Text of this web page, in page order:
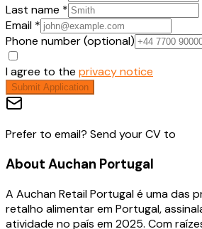
Last name *
Email *
Phone number (optional)
I agree to the privacy notice
Submit Application
Prefer to email? Send your CV to
About Auchan Portugal
A Auchan Retail Portugal é uma das
retalho alimentar em Portugal,
atividade no país em 2025. Com